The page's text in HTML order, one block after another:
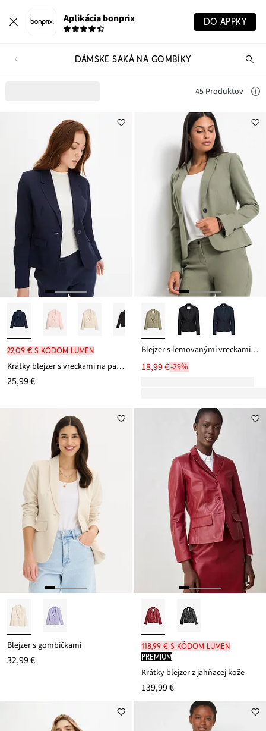
Aplikácia bonprix DO APPKY
DÁMSKE SAKÁ NA GOMBÍKY
45 Produktov
22,09 € s kódom LUMEN
Krátky blejzer s vreckami na patky
25,99 €
Blejzer s lemovanými vreckami Petite
18,99 €-29%
Blejzer s gombičkami
32,99 €
118,99 € s kódom LUMEN
PREMIUM
Krátky blejzer z jahňacej kože
139,99 €